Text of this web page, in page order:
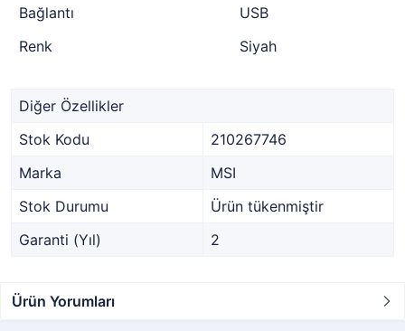
Bağlantı
USB
Renk
Siyah
Diğer Özellikler
Stok Kodu
210267746
Marka
MSI
Stok Durumu
Ürün tükenmiştir
Garanti (Yıl)
2
Ürün Yorumları